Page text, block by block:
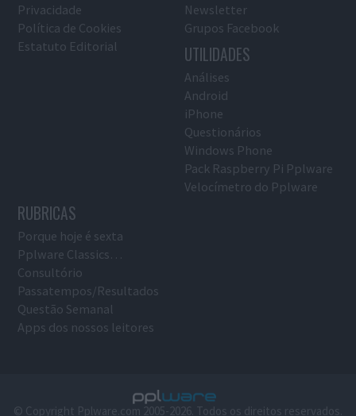
Privacidade
Política de Cookies
Estatuto Editorial
Newsletter
Grupos Facebook
UTILIDADES
Análises
Android
iPhone
Questionários
Windows Phone
Pack Raspberry Pi Pplware
Velocímetro do Pplware
RUBRICAS
Porque hoje é sexta
Pplware Classics…
Consultório
Passatempos/Resultados
Questão Semanal
Apps dos nossos leitores
© Copyright Pplware.com 2005-2026. Todos os direitos reservados.